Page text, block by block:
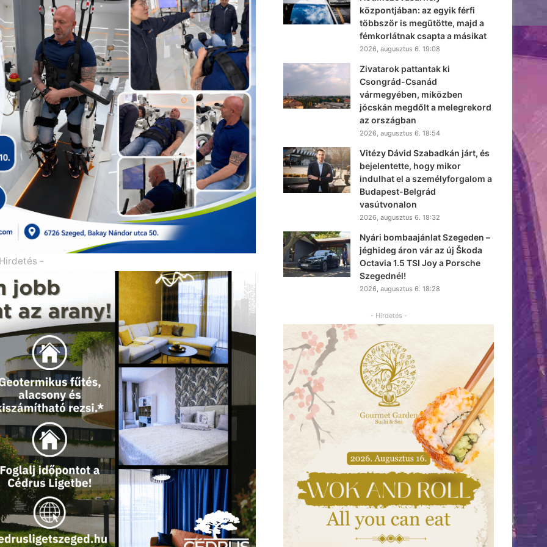
-
központjában: az egyik férfi
többször is megütötte, majd a
fémkorlátnak csapta a másikat
2026, augusztus 6. 19:08
Zivatarok pattantak ki
Csongrád-Csanád
vármegyében, miközben
jócskán megdőlt a melegrekord
az országban
2026, augusztus 6. 18:54
Vitézy Dávid Szabadkán járt, és
bejelentette, hogy mikor
indulhat el a személyforgalom a
Budapest-Belgrád
vasútvonalon
2026, augusztus 6. 18:32
Nyári bombaajánlat Szegeden –
jéghideg áron vár az új Škoda
Octavia 1.5 TSI Joy a Porsche
Szegednél!
2026, augusztus 6. 18:28
- Hirdetés -